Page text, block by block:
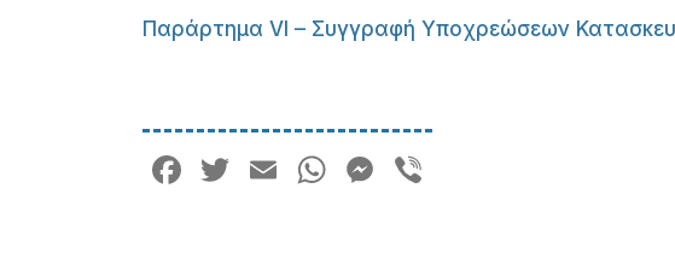
Παράρτημα VI – Συγγραφή Υποχρεώσεων
Facebook
Twitter
EmailWhatsApp
Messenger